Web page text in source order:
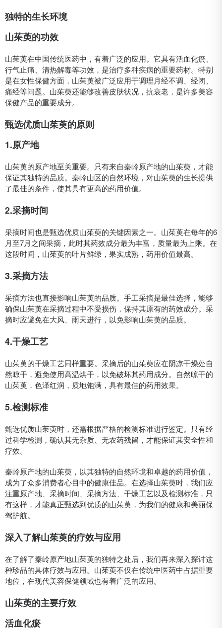
独特的生长环境
山茱萸的功效
山茱萸在中国传统医药中，有着广泛的应用。它具有活血化瘀、
行气止痛、清热解毒等功效，是治疗多种疾病的重要药材。特别
是在女性保健方面，山茱萸被广泛应用于调理月经不调、经闭、
痛经等问题。山茱萸还能够改善皮肤状况，抗衰老，是许多美容
保健产品的重要成分。
甄选优质山茱萸的原则
1.原产地
山茱萸的原产地至关重要。只有来自秦岭原产地的山茱萸，才能
保证其独特的品质。秦岭山区的自然环境，对山茱萸的生长提供
了最佳的条件，使其具有更高的药用价值。
2.采摘时间
采摘时间也是甄选优质山茱萸的关键因素之一。山茱萸在每年的6
月至7月之间采摘，此时其药效成分最为丰富，质量最为上乘。在
这段时间，山茱萸的叶片鲜绿，果实成熟，药用价值最高。
3.采摘方法
采摘方法也直接影响山茱萸的品质。手工采摘是最佳选择，能够
确保山茱萸在采摘过程中不受损伤，保持其原有的药效成分。采
摘时应避免在大风、雨天进行，以免影响山茱萸的品质。
4.干燥工艺
山茱萸的干燥工艺同样重要。采摘后的山茱萸应在阴凉干燥处自
然晾干，避免使用高温烘干，以免破坏其药用成分。自然晾干的
山茱萸，色泽红润，质地饱满，具有最佳的药用效果。
5.检测标准
甄选优质山茱萸时，还需根据严格的检测标准进行鉴定。只有经
过科学检测，确认其无杂质、无农药残留，才能保证其安全性和
疗效。
秦岭原产地的山茱萸，以其独特的自然环境和卓越的药用价值，
成为了众多消费者心目中的健康佳品。在选择山茱萸时，我们应
注重原产地、采摘时间、采摘方法、干燥工艺以及检测标准，只
有这样，才能真正甄选到优质的山茱萸，为我们的健康和美丽保
驾护航。
深入了解山茱萸的疗效与应用
在了解了秦岭原产地山茱萸的独特之处后，我们再来深入探讨这
种珍品的具体疗效与应用。山茱萸不仅在传统中医药中占据重要
地位，在现代美容保健领域也有着广泛的应用。
山茱萸的主要疗效
活血化瘀